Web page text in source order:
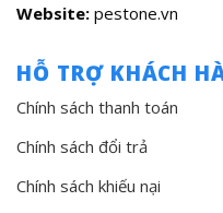
Website: pestone.vn
HỖ TRỢ KHÁCH
Chính sách thanh toán
Chính sách đổi trả
Chính sách khiếu nại